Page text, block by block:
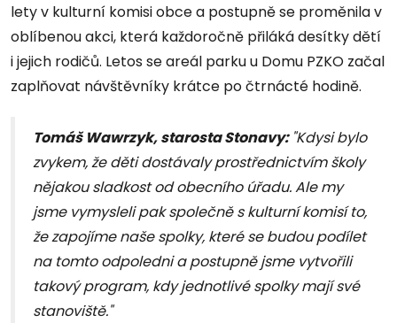
lety v kulturní komisi obce a postupně se proměnila v
oblíbenou akci, která každoročně přiláká desítky dětí
i jejich rodičů. Letos se areál parku u Domu PZKO začal
zaplňovat návštěvníky krátce po čtrnácté hodině.
Tomáš Wawrzyk, starosta Stonavy: "Kdysi bylo
zvykem, že děti dostávaly prostřednictvím školy
nějakou sladkost od obecního úřadu. Ale my
jsme vymysleli pak společně s kulturní komisí to,
že zapojíme naše spolky, které se budou podílet
na tomto odpoledni a postupně jsme vytvořili
takový program, kdy jednotlivé spolky mají své
stanoviště."